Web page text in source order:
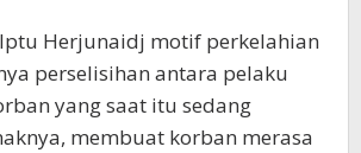
Herjunaidj motif perkelahian
perselisihan antara pelaku
yang saat itu sedang
membuat korban merasa